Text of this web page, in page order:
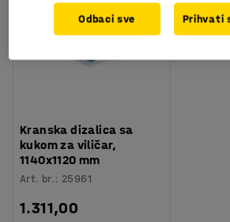
Kranska dizalica sa
kukom za viličar,
1140x1120 mm
Art. br.: 25961
1.311,00
Odbaci sve Prihvati